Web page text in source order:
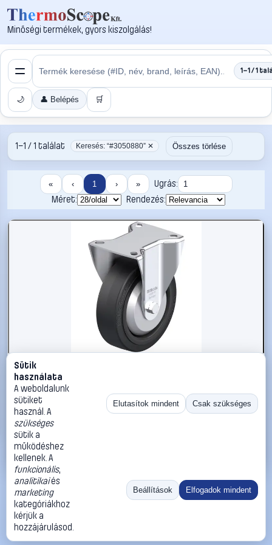
Minőségi termékek, gyors kiszolgálás!
1–1 / 1
🌙 👤 Belépés 🛒
1–1 / 1 találat Keresés: “#3050880” ✕ Összes törlése
« ‹ 1 › »
Ugrás:
Méret:
Rendezés:
#3050880
Blickle 850387 B-POEV 125XR-FA Acéllemez rögzített
görgő KerékØ: 125 mm Teherbírás (max.): 250 kg 1 db
Blickle Görgők, kerekek
24 990 Ft
Kosárba
«
Ugrás:
Méret:
Rendezés:
©2026
ThermoScope
ÁSZF
Cégbemutató
Sütik
használata
A weboldalunk
sütiket
használ. A
szükséges
sütik a
működéshez
kellenek. A
funkcionális,
analitikaiés
marketing
kategóriákhoz
kérjük a
hozzájárulásod.
Elutasítok mindent Csak szükséges
Beállítások Elfogadok mindent